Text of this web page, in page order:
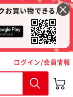
ログイン/会員情報